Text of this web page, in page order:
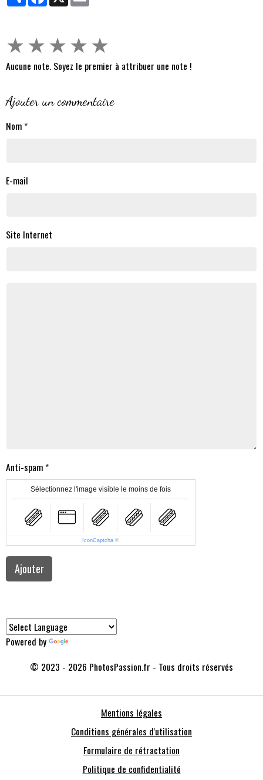
★★★★★
Aucune note. Soyez le premier à attribuer une note !
Ajouter un commentaire
Nom
E-mail
Site Internet
Anti-spam
Sélectionnez l'image visible le moins de fois
IconCaptcha ©
Ajouter
Powered by
© 2023 - 2026 PhotosPassion.fr - Tous droits réservés
Mentions légales
Conditions générales d'utilisation
Formulaire de rétractation
Politique de confidentialité